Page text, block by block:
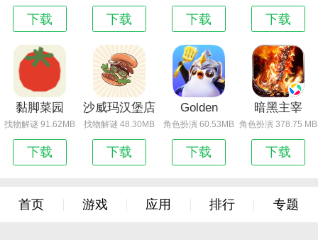
下载 下载 下载 下载
黏脚菜园
找物解谜 91.62MB
下载
沙威玛汉堡店
找物解谜 48.30MB
下载
Golden
角色扮演 60.53MB
下载
暗黑主宰
角色扮演 378.75 MB
下载
首页 游戏 应用 排行 专题